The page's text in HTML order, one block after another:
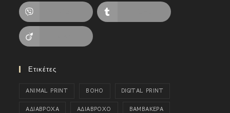
Ετικέτες
ANIMAL PRINT BOHO DIGITAL PRINT
ΑΔΙΑΒΡΟΧΑ ΑΔΙΑΒΡΟΧΟ ΒΑΜΒΑΚΕΡΑ